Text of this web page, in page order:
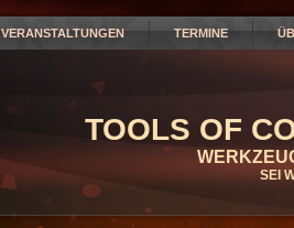
VERANSTALTUNGEN TERMINE
TOOLS OF
SEI